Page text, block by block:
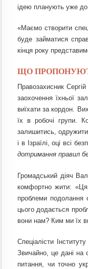
ідею планують уже до
«Маємо створити
буде займатися
кінця року
ЩО
Правозахисник
заохочення їхньої
виїхати за кордон.
їх в робочі групи.
залишитись,
і в Ізраїлі, оці всі
дотримaння прaвил
Громадський діяч
комфортно жити: «Ця
проблеми подолання
цього додається
вони нам? Ким ми їх
Спеціалісти
Звичайно, це дані на
питання, чи точно